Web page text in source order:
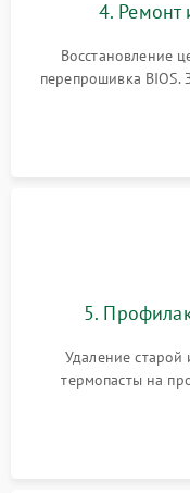
4. Ремонт
Восстановление
перепрошивка BIOS.
видеокарты,
восстановления и
5.
Удаление старой
термопасты на
комплектующих в
обеспечения